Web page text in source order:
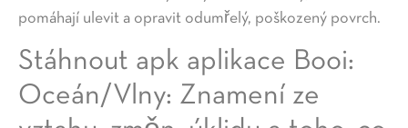
pomáhají ulevit a opravit odumřelý, poškozený povrch.
Stáhnout apk aplikace Booi:
Oceán/Vlny: Znamení ze